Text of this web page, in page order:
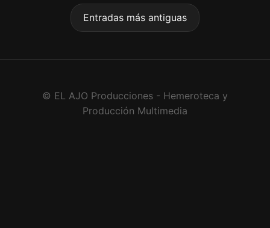
Entradas más antiguas
© EL AJO Producciones - Hemeroteca y
Producción Multimedia